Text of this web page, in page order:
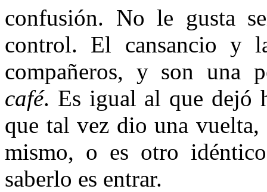
confusión. No le gusta
control. El cansancio y
compañeros, y son una
café. Es igual al que dejó
que tal vez dio una
mismo, o es otro
saberlo es entrar.